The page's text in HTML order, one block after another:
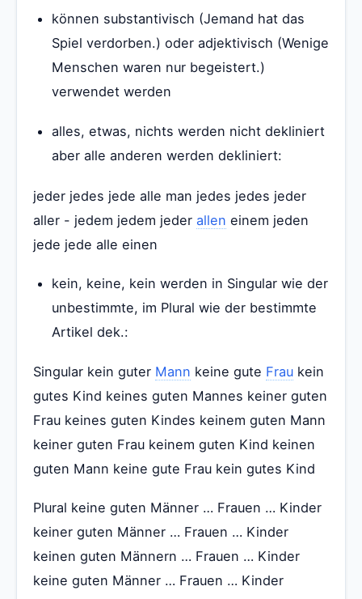
können substantivisch (Jemand hat das
Spiel verdorben.) oder adjektivisch (Wenige
Menschen waren nur begeistert.)
verwendet werden
alles, etwas, nichts werden nicht dekliniert
aber alle anderen werden dekliniert:
jeder jedes jede alle man jedes jedes jeder
aller - jedem jedem jeder allen einem jeden
jede jede alle einen
kein, keine, kein werden in Singular wie der
unbestimmte, im Plural wie der bestimmte
Artikel dek.:
Singular kein guter Mann keine gute Frau kein
gutes Kind keines guten Mannes keiner guten
Frau keines guten Kindes keinem guten Mann
keiner guten Frau keinem guten Kind keinen
guten Mann keine gute Frau kein gutes Kind
Plural keine guten Männer … Frauen … Kinder
keiner guten Männer … Frauen … Kinder
keinen guten Männern … Frauen … Kinder
keine guten Männer … Frauen … Kinder